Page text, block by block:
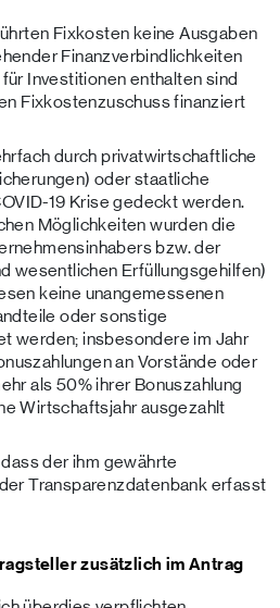
Fixkosten keine Ausgaben
Finanzverbindlichkeiten
Investitionen enthalten sind
Fixkostenzuschuss finanziert
durch privatwirtschaftliche
oder staatliche
19 Krise gedeckt werden.
Möglichkeiten wurden die
bzw. der
wesentlichen Erfüllungsgehilfen)
keine unangemessenen
oder sonstige
werden; insbesondere im Jahr
an Vorstände oder
als 50% ihrer Bonuszahlung
Wirtschaftsjahr ausgezahlt
der ihm gewährte
Transparenzdatenbank erfasst
zusätzlich im Antrag